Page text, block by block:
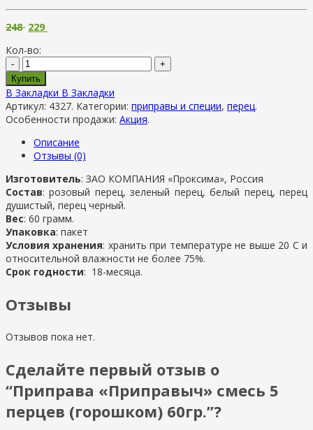
248 229
Кол-во:
-
+
Купить
В Закладки В Закладки
Артикул: 4327. Категории: приправы и специи, перец.
Особенности продажи: Акция.
Описание
Отзывы (0)
Изготовитель: ЗАО КОМПАНИЯ «Проксима», Россия
Состав: розовый перец, зеленый перец, белый перец, перец
душистый, перец черный.
Вес: 60 грамм.
Упаковка: пакет
Условия хранения: хранить при температуре не выше 20 С и
относительной влажности не более 75%.
Срок годности: 18-месяца.
Отзывы
Отзывов пока нет.
Сделайте первый отзыв о
“Приправа «Приправыч» смесь 5
перцев (горошком) 60гр.”?